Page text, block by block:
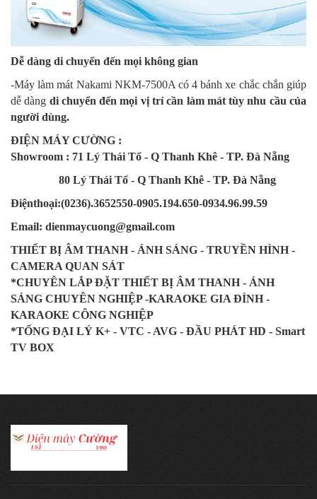
Dễ dàng di chuyển đến mọi không gian
-Máy làm mát Nakami NKM-7500A có 4 bánh xe chắc chắn giúp
dễ dàng di chuyển đến mọi vị trí cần làm mát tùy nhu cầu của
người dùng.
ĐIỆN MÁY CƯỜNG :
Showroom : 71 Lý Thái Tổ - Q Thanh Khê - TP. Đà Nẵng
80 Lý Thái Tổ - Q Thanh Khê - TP. Đà Nẵng
Điệnthoại:(0236).3652550-0905.194.650-0934.96.99.59
Email: dienmaycuong@gmail.com
THIẾT BỊ ÂM THANH - ÁNH SÁNG - TRUYỀN HÌNH -
CAMERA QUAN SÁT
*CHUYÊN LẮP ĐẶT THIẾT BỊ ÂM THANH - ÁNH
SÁNG CHUYÊN NGHIỆP -KARAOKE GIA ĐÌNH -
KARAOKE CÔNG NGHIỆP
*TỔNG ĐẠI LÝ K+ - VTC - AVG - ĐẦU PHÁT HD - Smart
TV BOX